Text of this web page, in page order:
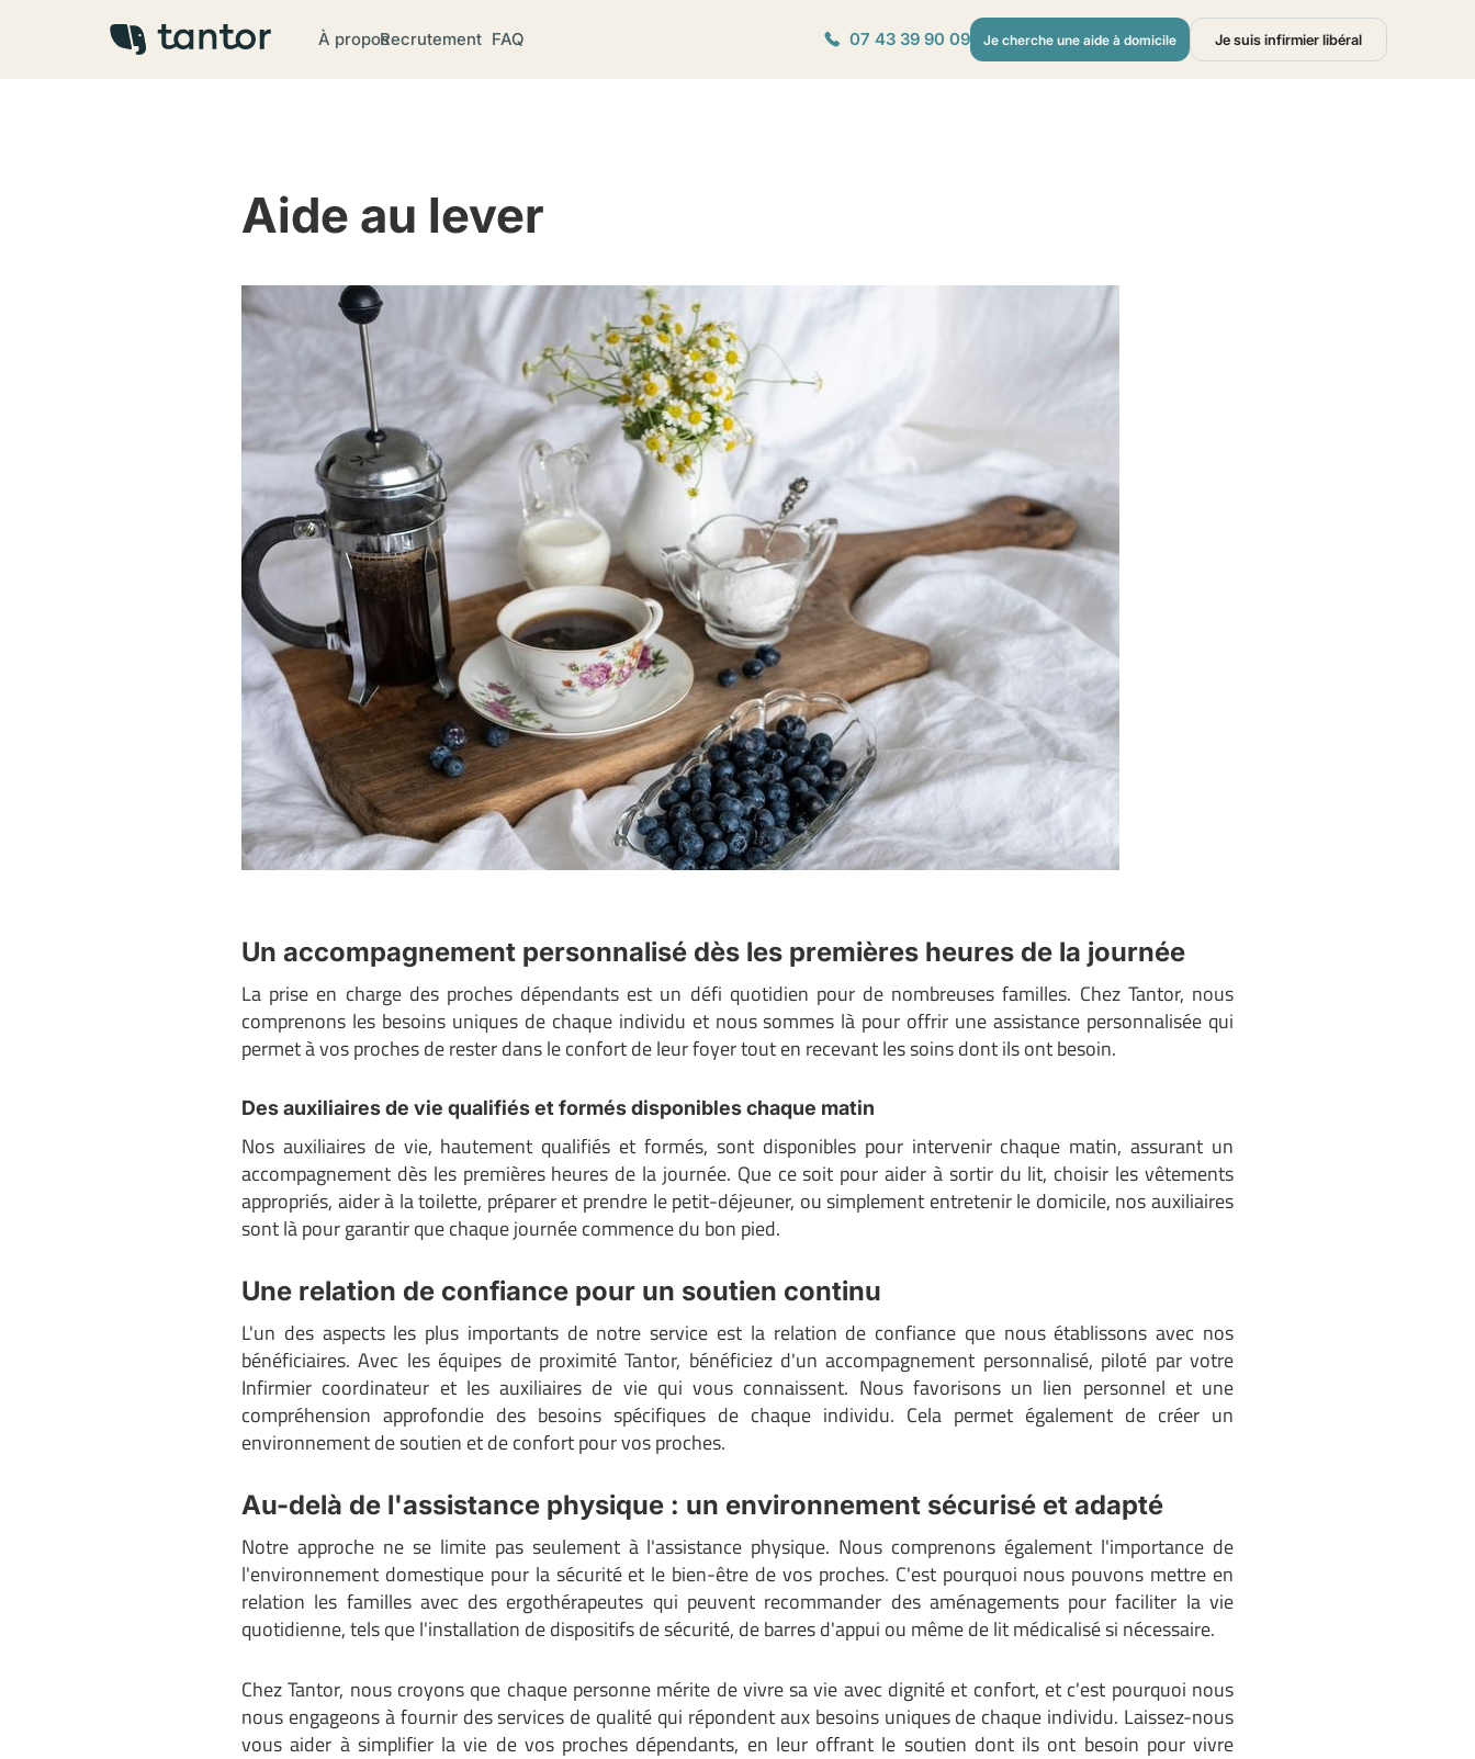
À proposRecrutement FAQ 07 43 39 90 09 Je cherche une aide à domicile Je suis infirmier libéral
Aide au lever
Un accompagnement personnalisé dès les premières heures de la journée
La prise en charge des proches dépendants est un défi quotidien pour de nombreuses familles. Chez Tantor, nous
comprenons les besoins uniques de chaque individu et nous sommes là pour offrir une assistance personnalisée qui
permet à vos proches de rester dans le confort de leur foyer tout en recevant les soins dont ils ont besoin.
Des auxiliaires de vie qualifiés et formés disponibles chaque matin
Nos auxiliaires de vie, hautement qualifiés et formés, sont disponibles pour intervenir chaque matin, assurant un
accompagnement dès les premières heures de la journée. Que ce soit pour aider à sortir du lit, choisir les vêtements
appropriés, aider à la toilette, préparer et prendre le petit-déjeuner, ou simplement entretenir le domicile, nos auxiliaires
sont là pour garantir que chaque journée commence du bon pied.
Une relation de confiance pour un soutien continu
L'un des aspects les plus importants de notre service est la relation de confiance que nous établissons avec nos
bénéficiaires. Avec les équipes de proximité Tantor, bénéficiez d'un accompagnement personnalisé, piloté par votre
Infirmier coordinateur et les auxiliaires de vie qui vous connaissent. Nous favorisons un lien personnel et une
compréhension approfondie des besoins spécifiques de chaque individu. Cela permet également de créer un
environnement de soutien et de confort pour vos proches.
Au-delà de l'assistance physique : un environnement sécurisé et adapté
Notre approche ne se limite pas seulement à l'assistance physique. Nous comprenons également l'importance de
l'environnement domestique pour la sécurité et le bien-être de vos proches. C'est pourquoi nous pouvons mettre en
relation les familles avec des ergothérapeutes qui peuvent recommander des aménagements pour faciliter la vie
quotidienne, tels que l'installation de dispositifs de sécurité, de barres d'appui ou même de lit médicalisé si nécessaire.
Chez Tantor, nous croyons que chaque personne mérite de vivre sa vie avec dignité et confort, et c'est pourquoi nous
nous engageons à fournir des services de qualité qui répondent aux besoins uniques de chaque individu. Laissez-nous
vous aider à simplifier la vie de vos proches dépendants, en leur offrant le soutien dont ils ont besoin pour vivre